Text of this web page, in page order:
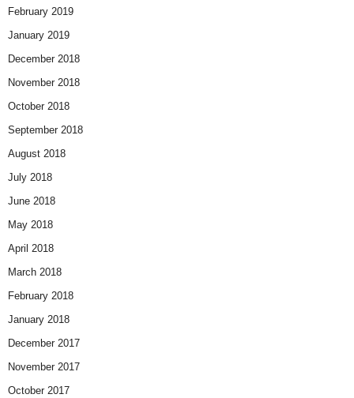
February 2019
January 2019
December 2018
November 2018
October 2018
September 2018
August 2018
July 2018
June 2018
May 2018
April 2018
March 2018
February 2018
January 2018
December 2017
November 2017
October 2017